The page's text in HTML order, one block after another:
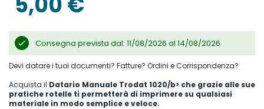
Consegna prevista dal: 11/08/2026 al 14/08/2026
Devi datare i tuoi documenti? Fatture? Ordini e Corrispondenza?
Acquista il Datario Manuale Trodat 1020/b> che grazie alle sue
pratiche rotelle ti permetterà di imprimere su qualsiasi
materiale in modo semplice e veloce.